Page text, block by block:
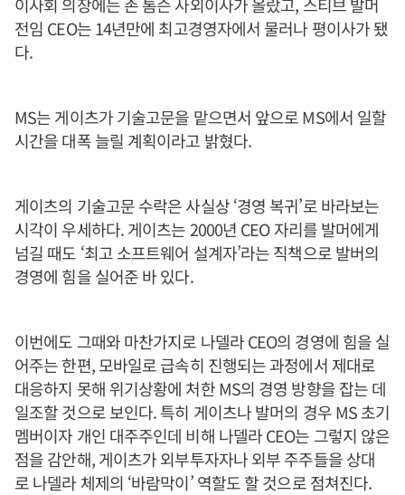
전임 CEO는 14년만에 최고경영자에서 물러나 평이사가 됐
다.
MS는 게이츠가 기술고문을 맡으면서 앞으로 MS에서 일할
시간을 대폭 늘릴 계획이라고 밝혔다.
게이츠의 기술고문 수락은 사실상 ‘경영 복귀’로 바라보는
시각이 우세하다. 게이츠는 2000년 CEO 자리를 발머에게
넘길 때도 ‘최고 소프트웨어 설계자’라는 직책으로 발버의
경영에 힘을 실어준 바 있다.
이번에도 그때와 마찬가지로 나델라 CEO의 경영에 힘을 실
어주는 한편, 모바일로 급속히 진행되는 과정에서 제대로
대응하지 못해 위기상황에 처한 MS의 경영 방향을 잡는 데
일조할 것으로 보인다. 특히 게이츠나 발머의 경우 MS 초기
멤버이자 개인 대주주인데 비해 나델라 CEO는 그렇지 않은
점을 감안해, 게이츠가 외부투자자나 외부 주주들을 상대
로 나델라 체제의 ‘바람막이’ 역할도 할 것으로 점쳐진다.